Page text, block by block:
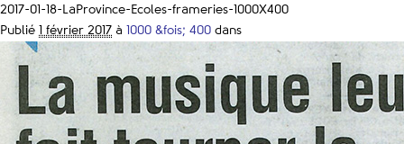
2017-01-18-LaProvince-Ecoles-frameries-1000X400
Publié
1 février 2017 à 1000 &fois; 400 dans